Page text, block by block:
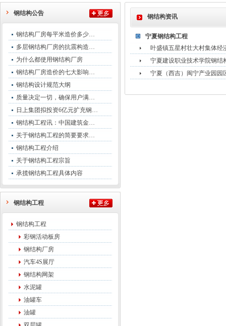
钢结构公告
钢结构厂房每平米造价多少…
多层钢结构厂房的抗震构造…
为什么都使用钢结构厂房
钢结构厂房造价的七大影响…
钢结构设计规范大纲
质量决定一切，确保用户满…
日上集团拟投资6亿元扩充钢…
钢结构工程讯：中国建筑金…
关于钢结构工程的简要要求…
钢结构工程介绍
关于钢结构工程宗旨
承揽钢结构工程具体内容
钢结构工程
钢结构工程
彩钢活动板房
钢结构厂房
汽车4S展厅
钢结构网架
水泥罐
油罐车
油罐
钢结构资讯
宁夏钢结构工程
叶盛镇五星村壮大村集体经
宁夏建设职业技术学院钢结
宁夏（西吉）闽宁产业园园